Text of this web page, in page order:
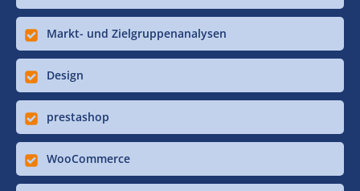
Markt- und Zielgruppenanalysen
Design
prestashop
WooCommerce